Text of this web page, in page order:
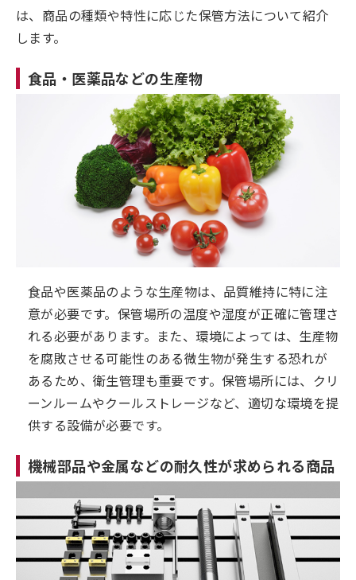
は、商品の種類や特性に応じた保管方法について紹介
します。
食品・医薬品などの生産物
食品や医薬品のような生産物は、品質維持に特に注
意が必要です。保管場所の温度や湿度が正確に管理さ
れる必要があります。また、環境によっては、生産物
を腐敗させる可能性のある微生物が発生する恐れが
あるため、衛生管理も重要です。保管場所には、クリ
ーンルームやクールストレージなど、適切な環境を提
供する設備が必要です。
機械部品や金属などの耐久性が求められる商品